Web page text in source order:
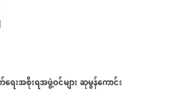
းအစိုးရအဖွဲ့ဝင်များဆုမွန်ကောင်း